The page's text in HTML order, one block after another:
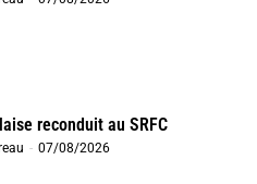
reconduit au SRFC
- 07/08/2026